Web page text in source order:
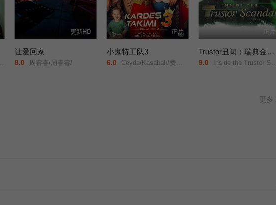
更新HD
让爱回家
8.0 周睿睿/周睿睿/
正片
小鬼特工队3
6.0 Ceyda/Kasabalı/费拉特·阿尔拜伦/
正片
Trustor丑闻：瑞典金融案内幕
9.0 Inside the Trustor Scandal/Trustor/
更多